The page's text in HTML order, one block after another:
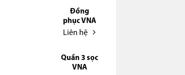
Đồng
phục VNA
Liên hệ
Quần 3 sọc
VNA